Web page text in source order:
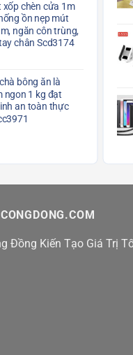
xốp chèn cửa 1m
ồn nẹp mút
ngăn côn trùng,
chân Scd3174
bông ăn là
ngon 1 kg đạt
an toàn thực
Đồng Kiến Tạo Giá Trị